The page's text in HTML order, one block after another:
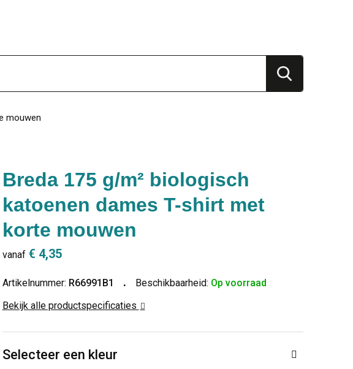
mouwen
Breda 175 g/m² biologisch
katoenen dames T-shirt met
korte mouwen
vanaf € 4,35
Artikelnummer: R66991B1 Beschikbaarheid: Op voorraad
Bekijk alle productspecificaties
Selecteer een kleur